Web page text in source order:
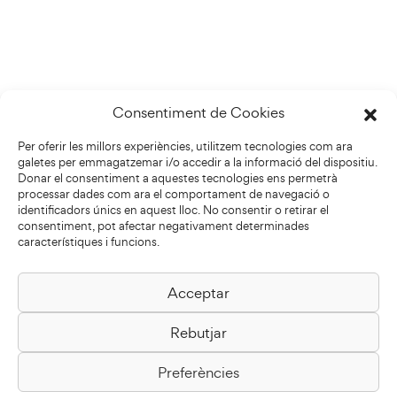
Consentiment de Cookies
Per oferir les millors experiències, utilitzem tecnologies com ara
galetes per emmagatzemar i/o accedir a la informació del dispositiu.
Donar el consentiment a aquestes tecnologies ens permetrà
processar dades com ara el comportament de navegació o
identificadors únics en aquest lloc. No consentir o retirar el
consentiment, pot afectar negativament determinades
característiques i funcions.
Acceptar
Rebutjar
Preferències
Biblioteca Pilarin Bayés
Passeig de la Generalitat, 1
08500 Vic